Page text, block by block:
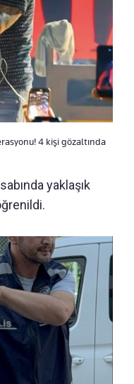
4 kişi gözaltında
yaklaşık